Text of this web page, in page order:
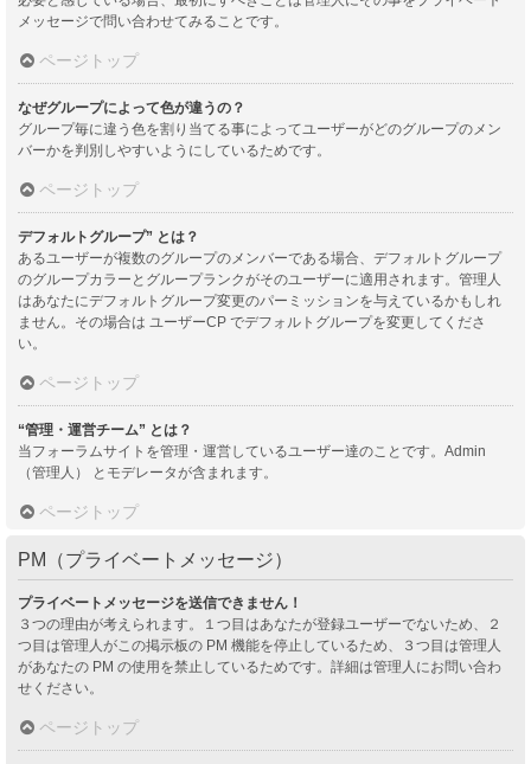
メッセージで問い合わせてみることです。
ページトップ
なぜグループによって色が違うの？
グループ毎に違う色を割り当てる事によってユーザーがどのグループのメン
バーかを判別しやすいようにしているためです。
ページトップ
デフォルトグループ” とは？
あるユーザーが複数のグループのメンバーである場合、デフォルトグループ
のグループカラーとグループランクがそのユーザーに適用されます。管理人
はあなたにデフォルトグループ変更のパーミッションを与えているかもしれ
ません。その場合は ユーザーCP でデフォルトグループを変更してくださ
い。
ページトップ
“管理・運営チーム” とは？
当フォーラムサイトを管理・運営しているユーザー達のことです。Admin
（管理人） とモデレータが含まれます。
ページトップ
PM（プライベートメッセージ）
プライベートメッセージを送信できません！
３つの理由が考えられます。１つ目はあなたが登録ユーザーでないため、２
つ目は管理人がこの掲示板の PM 機能を停止しているため、３つ目は管理人
があなたの PM の使用を禁止しているためです。詳細は管理人にお問い合わ
せください。
ページトップ